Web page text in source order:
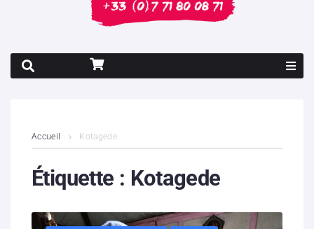
Contenus litigieux
Accueil Kotagede
Étiquette : Kotagede